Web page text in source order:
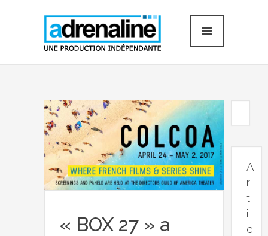
« BOX 27 » a
A
r
t
i
c